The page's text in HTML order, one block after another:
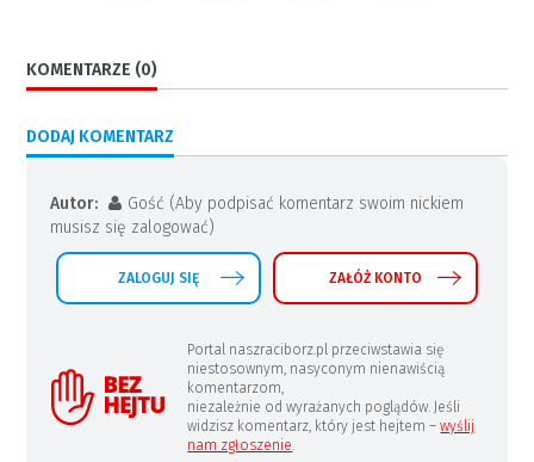
KOMENTARZE (0)
DODAJ KOMENTARZ
Autor:
Gość (Aby podpisać komentarz swoim nickiem
musisz się zalogować)
ZALOGUJ SIĘ ZAŁÓŻ KONTO
Portal naszraciborz.pl przeciwstawia się
niestosownym, nasyconym nienawiścią
komentarzom,
niezależnie od wyrażanych poglądów. Jeśli
widzisz komentarz, który jest hejtem –wyślij
nam zgłoszenie.